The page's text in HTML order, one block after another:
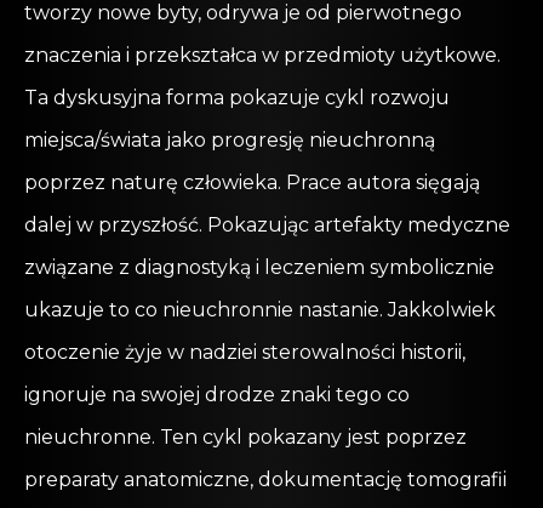
tworzy nowe byty, odrywa je od pierwotnego
znaczenia i przekształca w przedmioty użytkowe.
Ta dyskusyjna forma pokazuje cykl rozwoju
miejsca/świata jako progresję nieuchronną
poprzez naturę człowieka. Prace autora sięgają
dalej w przyszłość. Pokazując artefakty medyczne
związane z diagnostyką i leczeniem symbolicznie
ukazuje to co nieuchronnie nastanie. Jakkolwiek
otoczenie żyje w nadziei sterowalności historii,
ignoruje na swojej drodze znaki tego co
nieuchronne. Ten cykl pokazany jest poprzez
preparaty anatomiczne, dokumentację tomografii